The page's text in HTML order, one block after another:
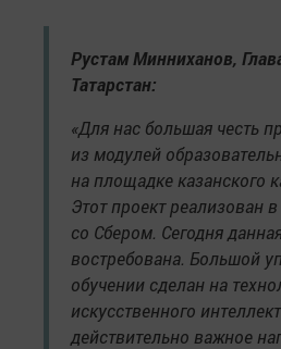
Рустам Минниханов,
Татарстан:
«Для нас большая честь
из модулей
на площадке казанского
Этот проект реализован
со Сбером. Сегодня
востребована. Большой
обучении сделан на
искусственного
действительно важное